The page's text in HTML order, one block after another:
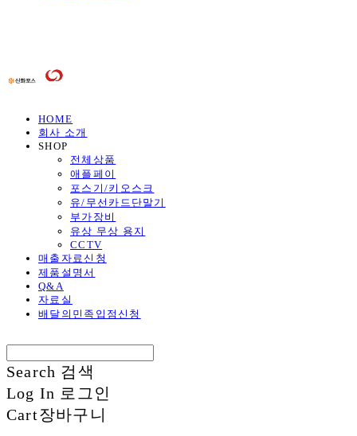
HOME
회사 소개
SHOP
전체상품
애플페이
포스기/키오스크
유/무선카드단말기
부가장비
유상 무상 용지
CCTV
매출자료신청
제품설명서
Q&A
자료실
배달의민족입점신청
Search 검색
Log In 로그인
Cart장바구니